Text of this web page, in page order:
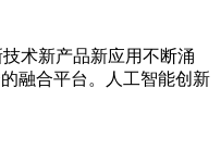
术新产品新应用不断涌
融合平台。人工智能创新